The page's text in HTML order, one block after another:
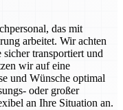
das mit
arbeitet. Wir achten
transportiert und
wir auf eine
und Wünsche optimal
oder großer
an Ihre Situation an.